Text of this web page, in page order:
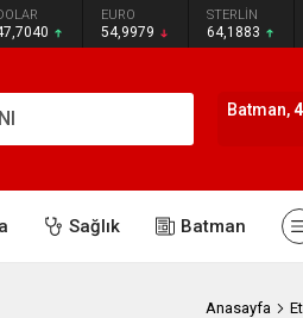
EURO
54,9979
STERLİN
64,1883
Batman,
Sağlık Batman
Anasayfa